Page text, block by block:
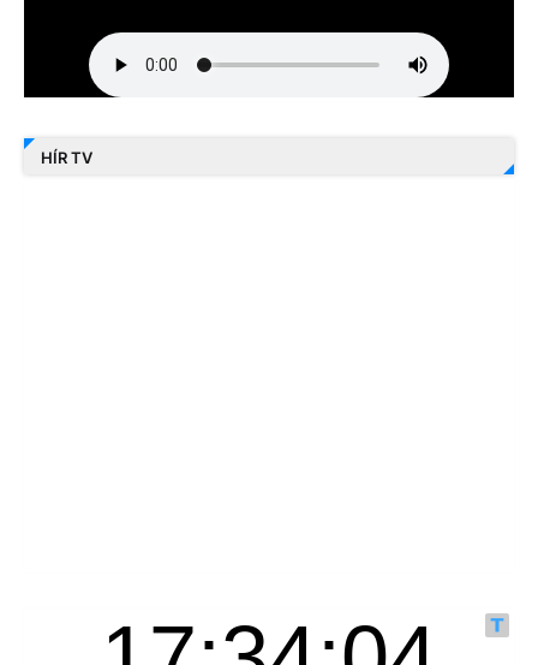
HÍR TV